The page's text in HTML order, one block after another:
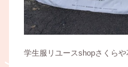
学生服リユースshopさくらや